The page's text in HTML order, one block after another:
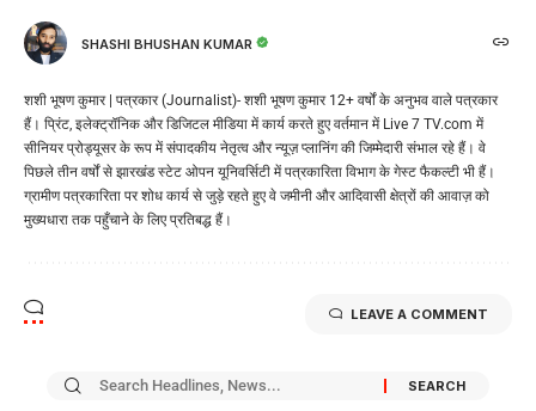
SHASHI BHUSHAN KUMAR
शशी भूषण कुमार | पत्रकार (Journalist)- शशी भूषण कुमार 12+ वर्षों के अनुभव वाले पत्रकार
हैं। प्रिंट, इलेक्ट्रॉनिक और डिजिटल मीडिया में कार्य करते हुए वर्तमान में Live 7 TV.com में
सीनियर प्रोड्यूसर के रूप में संपादकीय नेतृत्व और न्यूज़ प्लानिंग की जिम्मेदारी संभाल रहे हैं। वे
पिछले तीन वर्षों से झारखंड स्टेट ओपन यूनिवर्सिटी में पत्रकारिता विभाग के गेस्ट फैकल्टी भी हैं।
ग्रामीण पत्रकारिता पर शोध कार्य से जुड़े रहते हुए वे जमीनी और आदिवासी क्षेत्रों की आवाज़ को
मुख्यधारा तक पहुँचाने के लिए प्रतिबद्ध हैं।
LEAVE A COMMENT